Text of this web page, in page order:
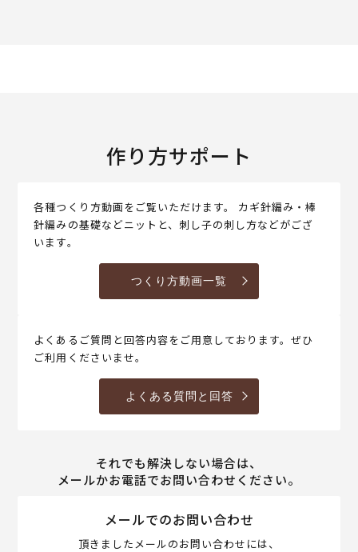
作り方サポート
各種つくり方動画をご覧いただけます。 カギ針編み・棒
針編みの基礎などニットと、刺し子の刺し方などがござ
います。
つくり方動画一覧
よくあるご質問と回答内容をご用意しております。ぜひ
ご利用くださいませ。
よくある質問と回答
それでも解決しない場合は、
メールかお電話でお問い合わせください。
メールでのお問い合わせ
頂きましたメールのお問い合わせには、